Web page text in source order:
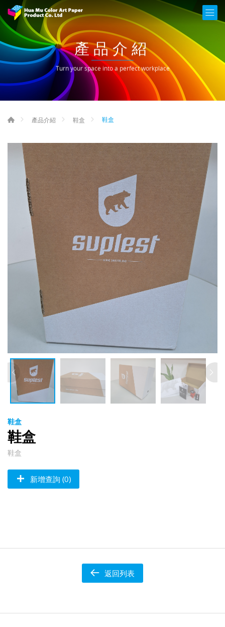
產品介紹
Turn your space into a perfect workplace
產品介紹 鞋盒 鞋盒
鞋盒
鞋盒
鞋盒
新增查詢 (0)
返回列表